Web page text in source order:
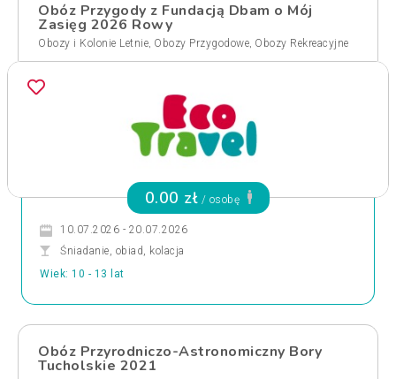
Obóz Przygody z Fundacją Dbam o Mój
Zasięg 2026 Rowy
Obozy i Kolonie Letnie, Obozy Przygodowe, Obozy Rekreacyjne
0.00 zł / osobę
10.07.2026 - 20.07.2026
Śniadanie, obiad, kolacja
Wiek: 10 - 13 lat
Obóz Przyrodniczo-Astronomiczny Bory
Tucholskie 2021